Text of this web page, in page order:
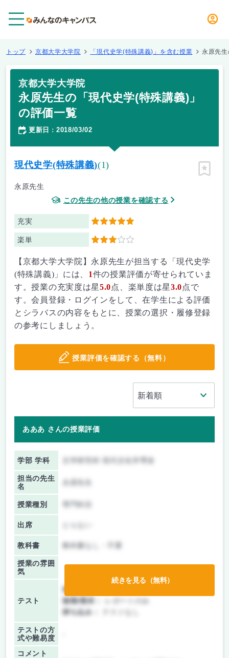
トップ 京都大学大学院 「現代史学(特殊講義)」を含む授業 永原先
京都大学大学院
永原先生の「現代史学(特殊講義)」
の評価一覧
更新日 ： 2018/03/02
現代史学(特殊講義)(1)
永原先生
この先生の他の授業を確認する
充実 5
楽単 3
ピン留
【京都大学大学院】永原先生が担当する「現代史学
(特殊講義)」には、 1件の授業評価が寄せられていま
す。授業の充実度は星5.0点、楽単度は星3.0点で
す。会員登録・ログインをして、在学生による評価
とシラバスの内容をもとに、授業の選択・履修登録
の参考にしましょう。
授業評価を確認する（無料）
あああ さんの授業評価
学部 学科
担当の先生
名
授業種別
出席
教科書 教科書なし・不要
授業の雰囲
気
テスト
前期/中間：
後期/期末：
持ち込み：
テストの方
式や難易度
コメント
続きを見る（無料）